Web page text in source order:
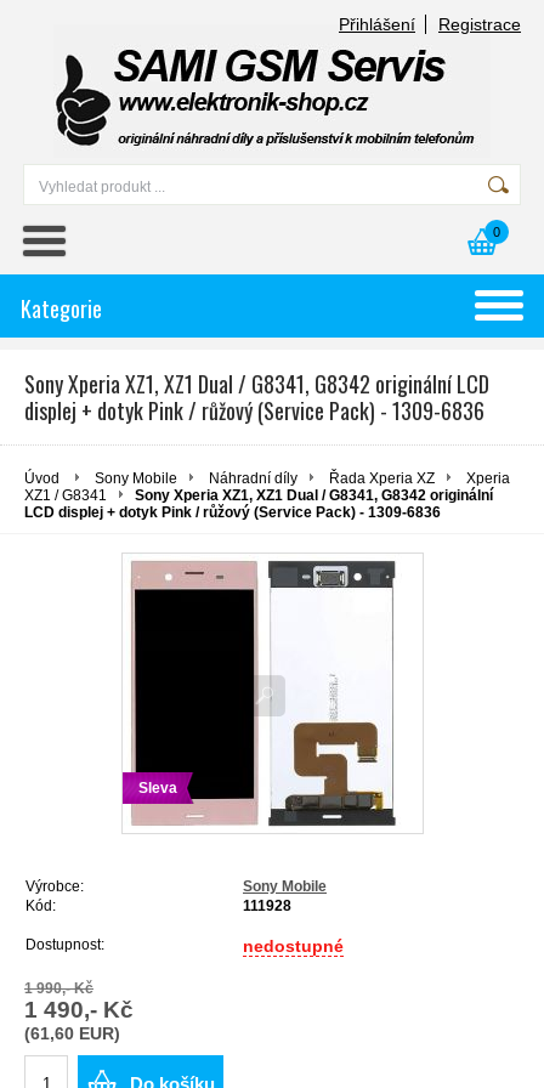
Přihlášení Registrace
0
Kategorie
Sony Xperia XZ1, XZ1 Dual / G8341, G8342 originální LCD
displej + dotyk Pink / růžový (Service Pack) - 1309-6836
Úvod Sony Mobile Náhradní díly Řada Xperia XZ
Xperia
XZ1 / G8341
Sony Xperia XZ1, XZ1 Dual / G8341, G8342 originální
LCD displej + dotyk Pink / růžový (Service Pack) - 1309-6836
Sleva
Výrobce:
Sony Mobile
Kód:
111928
Dostupnost: nedostupné
1 990,- Kč
1 490,- Kč
(61,60 EUR)
Do košíku